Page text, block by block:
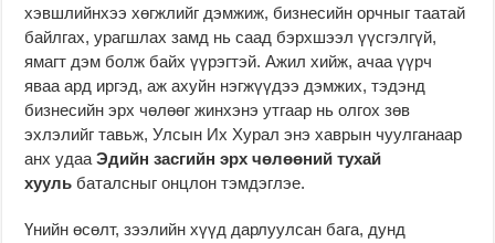
хэвшлийнхээ хөгжлийг дэмжиж, бизнесийн орчныг таатай
байлгах, урагшлах замд нь саад бэрхшээл үүсгэлгүй,
ямагт дэм болж байх үүрэгтэй. Ажил хийж, ачаа үүрч
яваа ард иргэд, аж ахуйн нэгжүүдээ дэмжих, тэдэнд
бизнесийн эрх чөлөөг жинхэнэ утгаар нь олгох зөв
эхлэлийг тавьж, Улсын Их Хурал энэ хаврын чуулганаар
анх удааЭдийн засгийн эрх чөлөөний тухай
хууль баталсныг онцлон тэмдэглэе.
Үнийн өсөлт, зээлийн хүүд дарлуулсан бага, дунд